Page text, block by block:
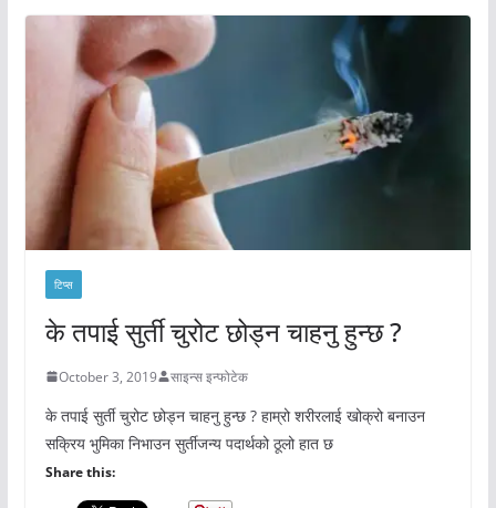
टिप्स
के तपाई सुर्ती चुरोट छोड्न चाहनु हुन्छ ?
October 3, 2019 साइन्स इन्फोटेक
के तपाई सुर्ती चुरोट छोड्न चाहनु हुन्छ ? हाम्रो शरीरलाई खोक्रो बनाउन
सक्रिय भुमिका निभाउन सुर्तीजन्य पदार्थको ठूलो हात छ
Share this: